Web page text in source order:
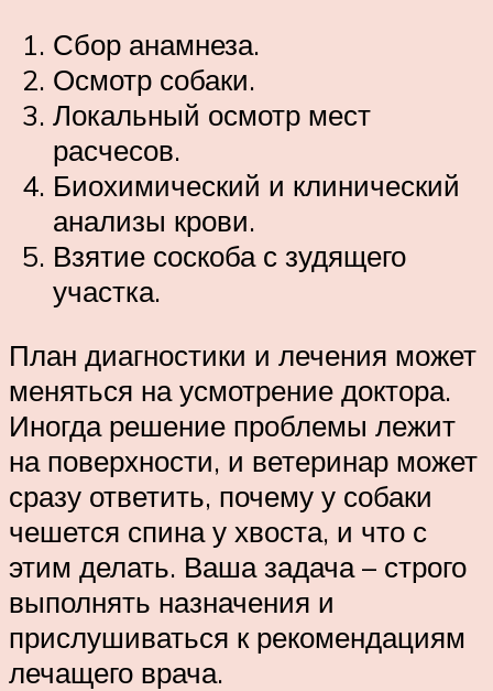
Сбор анамнеза.
Осмотр собаки.
Локальный осмотр мест
расчесов.
Биохимический и клинический
анализы крови.
Взятие соскоба с зудящего
участка.
План диагностики и лечения может
меняться на усмотрение доктора.
Иногда решение проблемы лежит
на поверхности, и ветеринар может
сразу ответить, почему у собаки
чешется спина у хвоста, и что с
этим делать. Ваша задача – строго
выполнять назначения и
прислушиваться к рекомендациям
лечащего врача.